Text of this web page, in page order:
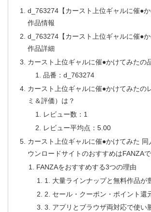
d_763274【カースト上位ギャルに催●
作品情報
d_763274【カースト上位ギャルに催●
作品詳細
カースト上位ギャルに催●かけてみたの
品番：d_763274
カースト上位ギャルに催●かけてみたの
ミ＆評価）は？
レビュー数：1
レビュー平均点：5.00
カースト上位ギャルに催●かけてみた 同
ウンロードサイトのおすすめはFANZAで
FANZAをおすすめする3つの理由
1. 大量ラインナップと無料作品が
2. セール・クーポン・ポイント還
3. アプリとブラウザ両対応で使い